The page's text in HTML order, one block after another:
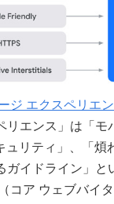
ジ エクスペリエ
エンス」は「モ
ュリティ」、「煩
ガイドライン」と
コア ウェブバイ